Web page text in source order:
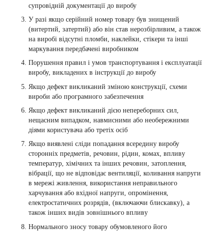
супровідній документації до виробу
У разі якщо серійний номер товару був знищений
(витертий, затертий) або він став нерозбірливим, а також
на виробі відсутні пломби, наклейки, стікери та інші
маркування передбачені виробником
Порушення правил і умов транспортування і експлуатації
виробу, викладених в інструкції до виробу
Якщо дефект викликаний зміною конструкції, схеми
вироби або програмного забезпечення
Якщо дефект викликаний дією непереборних сил,
нещасним випадком, навмисними або необережними
діями користувача або третіх осіб
Якщо виявлені сліди попадання всередину виробу
сторонніх предметів, речовин, рідин, комах, впливу
температур, хімічних та інших речовин, затоплення,
вібрації, що не відповідає вентиляції, коливання напруги
в мережі живлення, використання неправильного
харчування або вхідної напруги, опромінення,
електростатичних розрядів, (включаючи блискавку), а
також інших видів зовнішнього впливу
Нормального зносу товару обумовленого його